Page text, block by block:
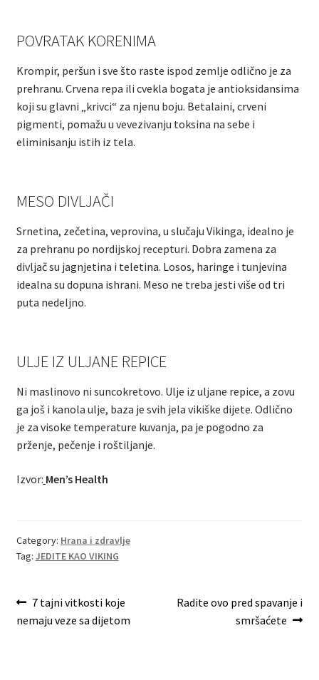
POVRATAK KORENIMA
Krompir, peršun i sve što raste ispod zemlje odlično je za
prehranu. Crvena repa ili cvekla bogata je antioksidansima
koji su glavni „krivci“ za njenu boju. Betalaini, crveni
pigmenti, pomažu u vevezivanju toksina na sebe i
eliminisanju istih iz tela.
MESO DIVLJAČI
Srnetina, zečetina, veprovina, u slučaju Vikinga, idealno je
za prehranu po nordijskoj recepturi. Dobra zamena za
divljač su jagnjetina i teletina. Losos, haringe i tunjevina
idealna su dopuna ishrani. Meso ne treba jesti više od tri
puta nedeljno.
ULJE IZ ULJANE REPICE
Ni maslinovo ni suncokretovo. Ulje iz uljane repice, a zovu
ga još i kanola ulje, baza je svih jela vikiške dijete. Odlično
je za visoke temperature kuvanja, pa je pogodno za
prženje, pečenje i roštiljanje.
Izvor: Men’s Health
Category: Hrana i zdravlje
Tag: JEDITE KAO VIKING
Post
navigation
Previous
post:
7 tajni vitkosti koje
nemaju veze sa dijetom
Next
Radite ovo pred spavanje i
smršaćete